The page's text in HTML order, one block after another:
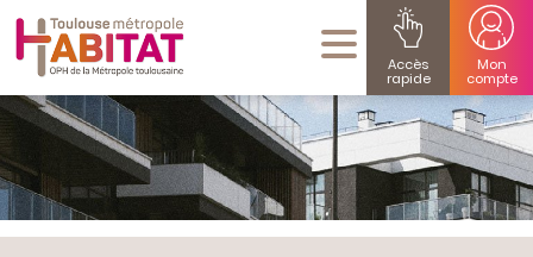
Accès
rapide
Mon
compte